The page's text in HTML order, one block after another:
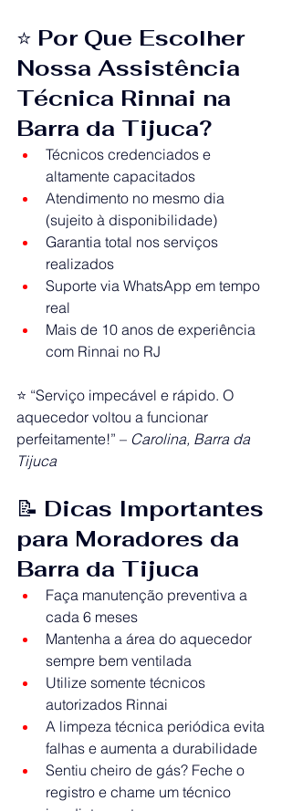
⭐ Por Que Escolher
Nossa Assistência
Técnica Rinnai na
Barra da Tijuca?
Técnicos credenciados e
altamente capacitados
Atendimento no mesmo dia
(sujeito à disponibilidade)
Garantia total nos serviços
realizados
Suporte via WhatsApp em tempo
real
Mais de 10 anos de experiência
com Rinnai no RJ
⭐ “Serviço impecável e rápido. O
aquecedor voltou a funcionar
perfeitamente!” – Carolina, Barra da
Tijuca
📝 Dicas Importantes
para Moradores da
Barra da Tijuca
Faça manutenção preventiva a
cada 6 meses
Mantenha a área do aquecedor
sempre bem ventilada
Utilize somente técnicos
autorizados Rinnai
A limpeza técnica periódica evita
falhas e aumenta a durabilidade
Sentiu cheiro de gás? Feche o
registro e chame um técnico